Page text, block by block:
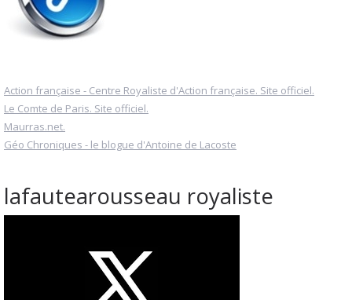
Action française - Centre Royaliste d'Action française. Site officiel.
Le Comte de Paris. Site officiel.
Maurras.net.
Géo Chroniques - le blogue d'Antoine de Lacoste
lafautearousseau royaliste